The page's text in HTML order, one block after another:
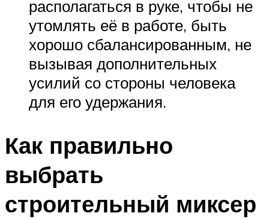
располагаться в руке, чтобы не
утомлять её в работе, быть
хорошо сбалансированным, не
вызывая дополнительных
усилий со стороны человека
для его удержания.
Как правильно
выбрать
строительный миксер